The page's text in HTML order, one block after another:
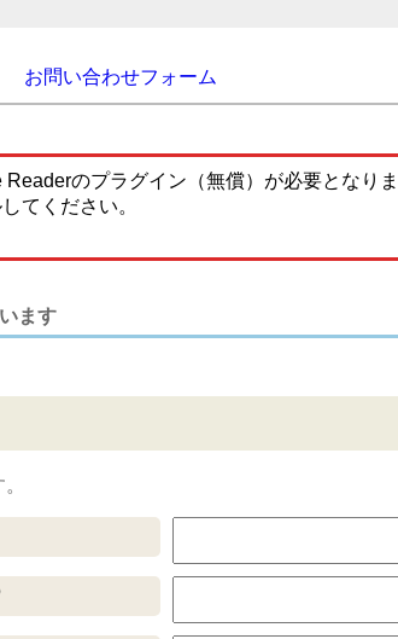
お問い合わせフォーム
のプラグイン（無償）が必要となり
てください。
ます